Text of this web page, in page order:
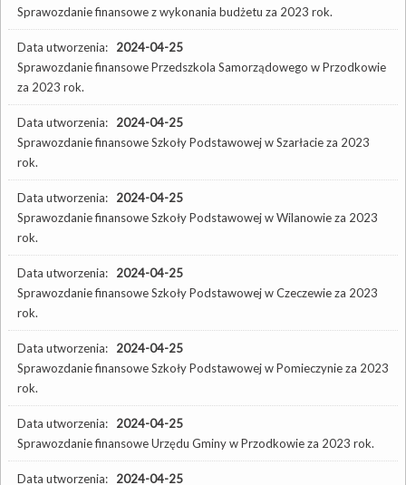
Sprawozdanie finansowe z wykonania budżetu za 2023 rok.
Data utworzenia: 2024-04-25
Sprawozdanie finansowe Przedszkola Samorządowego w Przodkowie
za 2023 rok.
Data utworzenia: 2024-04-25
Sprawozdanie finansowe Szkoły Podstawowej w Szarłacie za 2023
rok.
Data utworzenia: 2024-04-25
Sprawozdanie finansowe Szkoły Podstawowej w Wilanowie za 2023
rok.
Data utworzenia: 2024-04-25
Sprawozdanie finansowe Szkoły Podstawowej w Czeczewie za 2023
rok.
Data utworzenia: 2024-04-25
Sprawozdanie finansowe Szkoły Podstawowej w Pomieczynie za 2023
rok.
Data utworzenia: 2024-04-25
Sprawozdanie finansowe Urzędu Gminy w Przodkowie za 2023 rok.
Data utworzenia: 2024-04-25